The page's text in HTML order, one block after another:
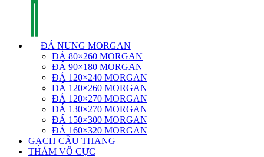
ĐÁ NUNG MORGAN
ĐÁ 80×260 MORGAN
ĐÁ 90×180 MORGAN
ĐÁ 120×240 MORGAN
ĐÁ 120×260 MORGAN
ĐÁ 120×270 MORGAN
ĐÁ 130×270 MORGAN
ĐÁ 150×300 MORGAN
ĐÁ 160×320 MORGAN
GẠCH CẦU THANG
THẢM VÔ CỰC